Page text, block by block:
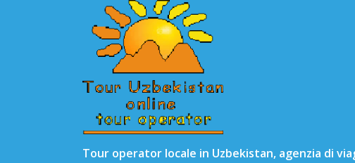
Tour operator locale in Uzbekistan, agenzia di